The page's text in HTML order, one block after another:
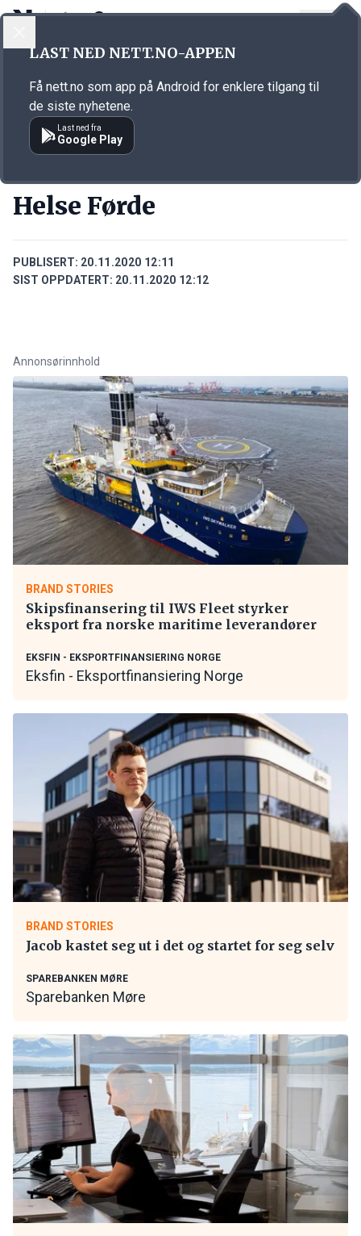
Annonsørinnhold
Helse Førde
PUBLISERT: 20.11.2020 12:11
SIST OPPDATERT: 20.11.2020 12:12
Annonsørinnhold
BRAND STORIES
Skipsfinansering til IWS Fleet styrker
eksport fra norske maritime leverandører
EKSFIN - EKSPORTFINANSIERING NORGE
Eksfin - Eksportfinansiering Norge
BRAND STORIES
Jacob kastet seg ut i det og startet for seg selv
SPAREBANKEN MØRE
Sparebanken Møre
LAST NED NETT.NO-APPEN
Få nett.no som app på Android for enklere tilgang til
de siste nyhetene.
Last ned fra
Google Play